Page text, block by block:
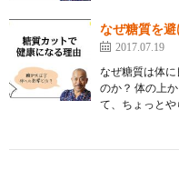
なぜ糖質を避
2017.07.19
なぜ糖質は体
のか？ 体の上
て、ちょっと